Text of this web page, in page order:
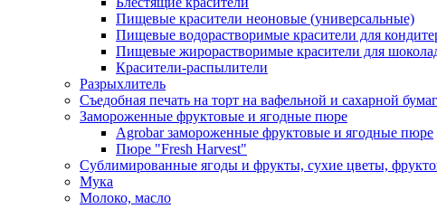
Пищевые красители неоновые (универсальные)
Пищевые водорастворимые красители для
Пищевые жирорастворимые красители для
Красители-распылители
Разрыхлитель
Съедобная печать на торт на вафельной и сахарной
Замороженные фруктовые и ягодные пюре
Agrobar замороженные фруктовые и ягодные пюре
Пюре "Fresh Harvest"
Сублимированные ягоды и фрукты, сухие цветы,
Мука
Молоко, масло